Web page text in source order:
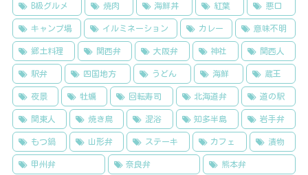
B級グルメ 焼肉 海鮮丼 紅葉 悪口
キャンプ場 イルミネーション カレー 意味不明
郷土料理 関西弁 大阪弁 神社 関西人
駅弁 四国地方 うどん 海鮮 蔵王
夜景 牡蠣 回転寿司 北海道弁 道の駅
関東人 焼き鳥 混浴 知多半島 岩手弁
もつ鍋 山形弁 ステーキ カフェ 漬物
甲州弁 奈良弁 熊本弁